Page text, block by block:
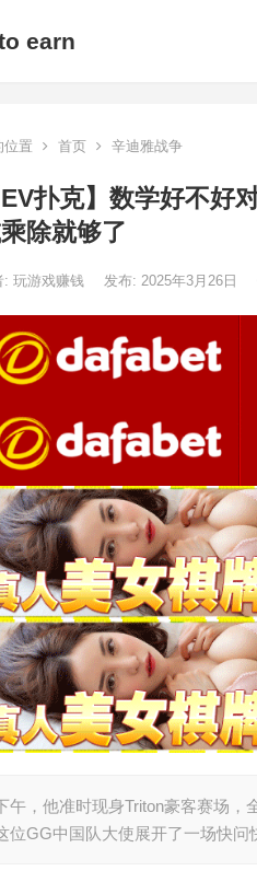
earn
位置 首页 辛迪雅战争
EV扑克】数学好不好
除就够了
: 玩游戏赚钱 发布: 2025年3月26日
午，他准时现身Triton豪客赛场，
位GG中国队大使展开了一场快问